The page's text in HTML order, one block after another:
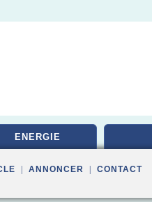
ENERGIE
ANNONCER CONTACT